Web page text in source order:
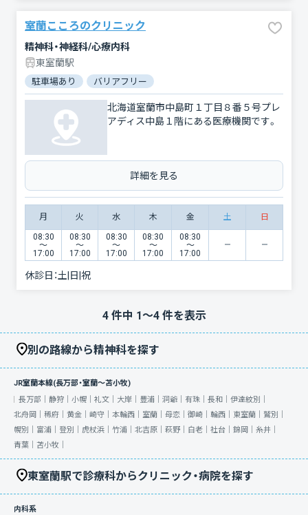
室蘭こころのクリニック
精神科・神経科/心療内科
東室蘭駅
駐車場あり バリアフリー
北海道室蘭市中島町１丁目８番５号プレ
アディス中島１階にある医療機関です。
詳細を見る
月 火 水 木 金 土 日
08:30
〜
17:00
08:30
〜
17:00
08:30
〜
17:00
08:30
〜
17:00
08:30
〜
17:00
休診日：土|日|祝
4件中 1〜4件を表示
別の路線から精神科を探す
JR室蘭本線(長万部・室蘭～苫小牧)
長万部｜ 静狩｜ 小幌｜ 礼文｜ 大岸｜ 豊浦｜ 洞爺｜ 有珠｜ 長和｜ 伊達紋別｜
北舟岡｜ 稀府｜ 黄金｜ 崎守｜ 本輪西｜ 室蘭｜ 母恋｜ 御崎｜ 輪西｜ 東室蘭｜ 鷲別｜
幌別｜ 富浦｜ 登別｜ 虎杖浜｜ 竹浦｜ 北吉原｜ 萩野｜ 白老｜ 社台｜ 錦岡｜ 糸井｜
青葉｜ 苫小牧｜
東室蘭駅で診療科からクリニック・病院を探す
内科系